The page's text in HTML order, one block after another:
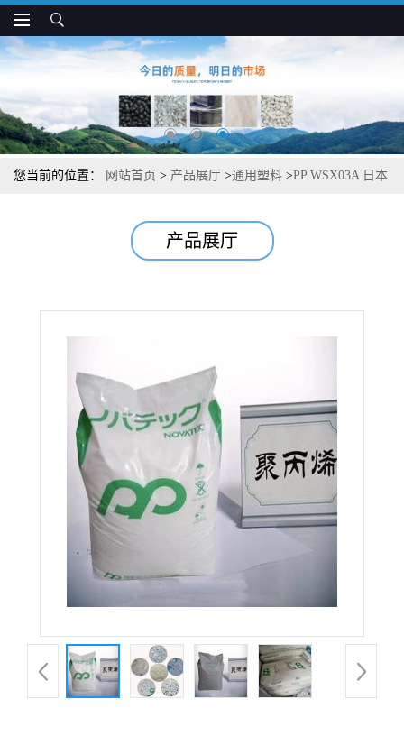
您当前的位置： 网站首页 > 产品展厅 >通用塑料 >PP WSX03A 日本
产品展厅